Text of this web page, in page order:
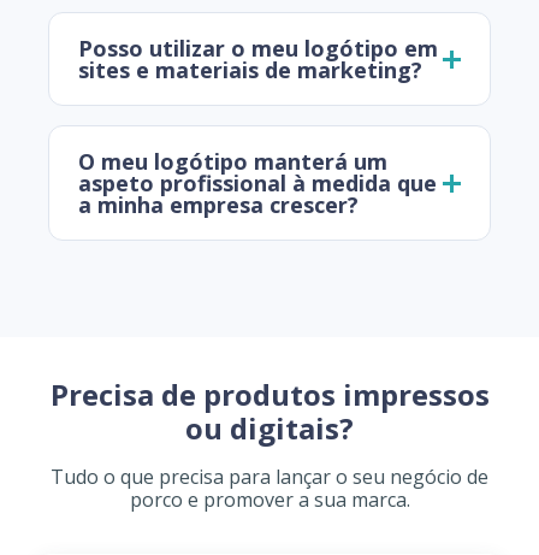
Posso utilizar o meu logótipo em
sites e materiais de marketing?
O meu logótipo manterá um
aspeto profissional à medida que
a minha empresa crescer?
Precisa de produtos impressos
ou digitais?
Tudo o que precisa para lançar o seu negócio de
porco e promover a sua marca.